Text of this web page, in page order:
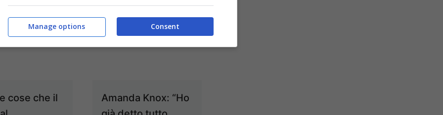
Nov 27, 2013
Nov 15, 2013
cose che il
Amanda Knox: “Ho
Consent
Manage options